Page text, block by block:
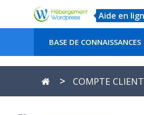
Aide en
BASE DE CONNAISSANCES
COMPTE CLIENT